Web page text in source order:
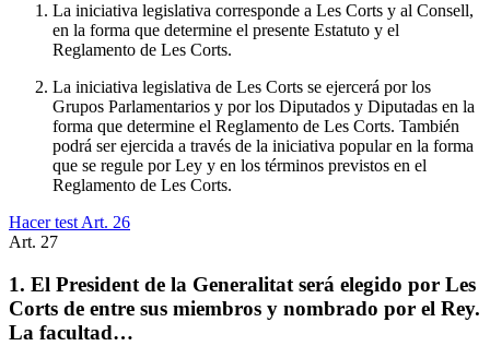
La iniciativa legislativa corresponde a Les Corts y al Consell,
en la forma que determine el presente Estatuto y el
Reglamento de Les Corts.
La iniciativa legislativa de Les Corts se ejercerá por los
Grupos Parlamentarios y por los Diputados y Diputadas en la
forma que determine el Reglamento de Les Corts. También
podrá ser ejercida a través de la iniciativa popular en la forma
que se regule por Ley y en los términos previstos en el
Reglamento de Les Corts.
Hacer test Art. 26
Art. 27
1. El President de la Generalitat será elegido por Les
Corts de entre sus miembros y nombrado por el Rey.
La facultad…